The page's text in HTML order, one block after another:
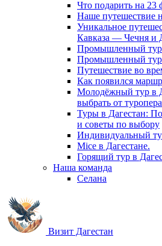
Что подарить на 23
Наше путешествие
Уникальное
Кавказа — Чечня и
Промышленный
Промышленный
Путешествие во
Как появился
Молодёжный тур в
выбрать от
Туры в Дагестан:
и советы по выбору
Индивидуальный
Mice в Дагестане.
Горящий тур в
Наша команда
Селана
Визит Дагестан